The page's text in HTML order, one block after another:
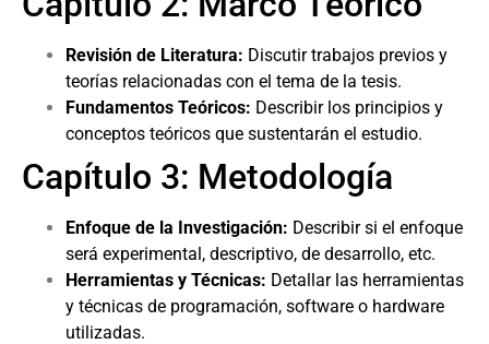
Revisión de Literatura: Discutir trabajos previos y
teorías relacionadas con el tema de la tesis.
Fundamentos Teóricos: Describir los principios y
conceptos teóricos que sustentarán el estudio.
Capítulo 3: Metodología
Enfoque de la Investigación: Describir si el enfoque
será experimental, descriptivo, de desarrollo, etc.
Herramientas y Técnicas: Detallar las herramientas
y técnicas de programación, software o hardware
utilizadas.